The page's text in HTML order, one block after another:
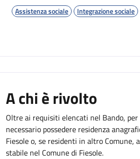
Assistenza sociale Integrazione sociale
A chi è rivolto
Oltre ai requisiti elencati nel Bando,
necessario possedere residenza
Fiesole o, se residenti in altro
stabile nel Comune di Fiesole.